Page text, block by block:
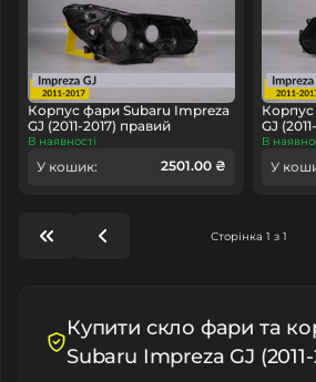
Корпус фари Subaru Impreza
GJ (2011-2017) правий
В наявності
У кошик: 2501.00 ₴
GJ
В
У
Сторінка 1 з 1
Купити скло фари та
Subaru Impreza GJ (2011-